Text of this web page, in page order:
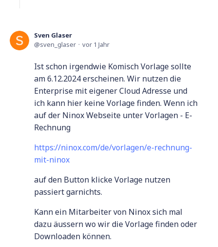
Sven Glaser
sven_glaser
vor 1 Jahr
Ist schon irgendwie Komisch Vorlage sollte
am 6.12.2024 erscheinen. Wir nutzen die
Enterprise mit eigener Cloud Adresse und
ich kann hier keine Vorlage finden. Wenn ich
auf der Ninox Webseite unter Vorlagen - E-
Rechnung
https://ninox.com/de/vorlagen/e-rechnung-
mit-ninox
auf den Button klicke Vorlage nutzen
passiert garnichts.
Kann ein Mitarbeiter von Ninox sich mal
dazu äussern wo wir die Vorlage finden oder
Downloaden können.